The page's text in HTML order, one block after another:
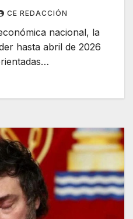
CE REDACCIÓN
nacional, la
hasta abril de 2026